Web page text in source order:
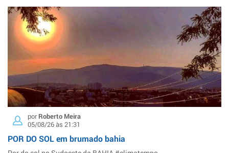
porRoberto Meira
05/08/26 às 21:31
POR DO SOL em brumado bahia